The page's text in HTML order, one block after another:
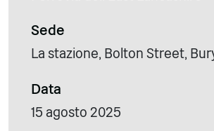
Sede
La stazione, Bolton Street,
Data
15 agosto 2025